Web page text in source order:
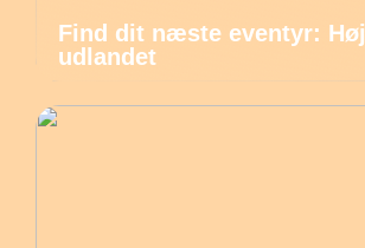
Find dit næste eventyr:
udlandet